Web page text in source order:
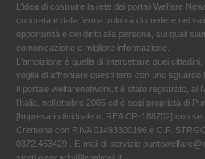
L'idea di costruire la rete dei portali Welfare
concreta e dalla ferma volontà di credere nei
opportunità e dei diritti alla persona, sui quali
comunicazione e migliore informazione.
L'ambizione è quella di intercettare quei
voglia di affrontare questi temi con uno sguardo
Il portale welfarenetwork.it è stato registrato, al
l'Italia, nell’ottobre 2005 ed è oggi proprietà di
[Impresa individuale n. REA CR-188702] con
Cremona con P.IVA 01493300196 e C.F.
0372.453429 . E-mail di servizio